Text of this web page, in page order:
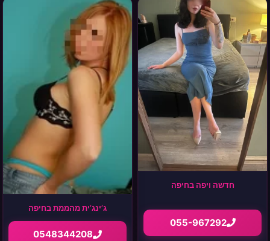
חדשה ויפה בחיפה
055-967292
ג’ינג’ית מהממת בחיפה
0548344208